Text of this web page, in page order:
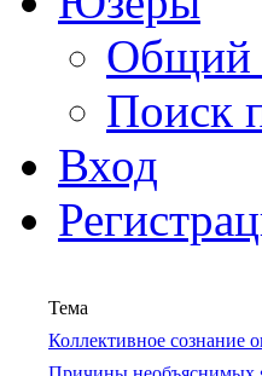
Общий
Поиск
Вход
Тема
Коллективное сознание